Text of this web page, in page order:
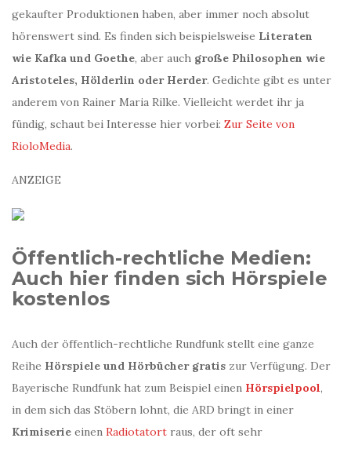
gekaufter Produktionen haben, aber immer noch absolut
hörenswert sind. Es finden sich beispielsweise Literaten
wie Kafka und Goethe, aber auch große Philosophen wie
Aristoteles, Hölderlin oder Herder. Gedichte gibt es unter
anderem von Rainer Maria Rilke. Vielleicht werdet ihr ja
fündig, schaut bei Interesse hier vorbei: Zur Seite von
RioloMedia.
ANZEIGE
Öffentlich-rechtliche Medien:
Auch hier finden sich Hörspiele
kostenlos
Auch der öffentlich-rechtliche Rundfunk stellt eine ganze
Reihe Hörspiele und Hörbücher gratis zur Verfügung. Der
Bayerische Rundfunk hat zum Beispiel einen Hörspielpool,
in dem sich das Stöbern lohnt, die ARD bringt in einer
Krimiserie einen Radiotatort raus, der oft sehr